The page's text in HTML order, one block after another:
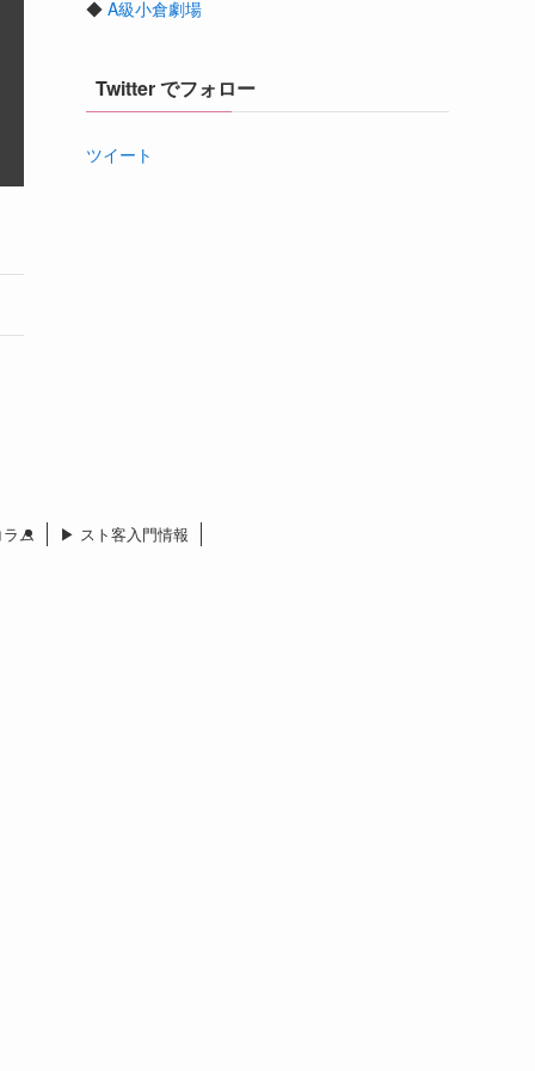
◆ A級小倉劇場
Twitter でフォロー
ツイート
ム ▶︎ スト客入門情報